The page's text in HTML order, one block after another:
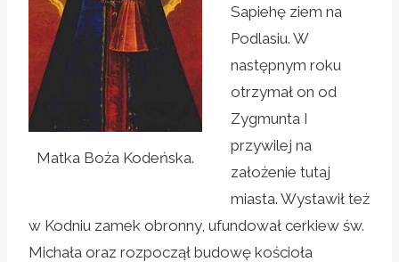
Matka Boża Kodeńska.
Sapiehę ziem na
Podlasiu. W
następnym roku
otrzymał on od
Zygmunta I
przywilej na
założenie tutaj
miasta. Wystawił też
w Kodniu zamek obronny, ufundował cerkiew św.
Michała oraz rozpoczął budowę kościoła